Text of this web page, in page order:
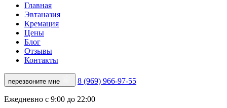
Главная
Эвтаназия
Кремация
Цены
Блог
Отзывы
Контакты
перезвоните мне 8 (969) 966-97-55
Ежедневно с 9:00 до 22:00